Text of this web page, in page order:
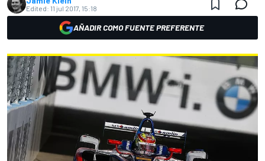
Edited: 11 jul 2017, 15:18
AÑADIR COMO FUENTE PREFERENTE